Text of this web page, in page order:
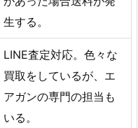
生する。
LINE査定対応。色々な
買取をしているが、エ
アガンの専門の担当も
いる。